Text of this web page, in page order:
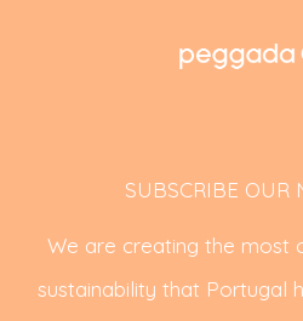
SUBSCRIBE OUR
We are creating the most
sustainability that Portugal